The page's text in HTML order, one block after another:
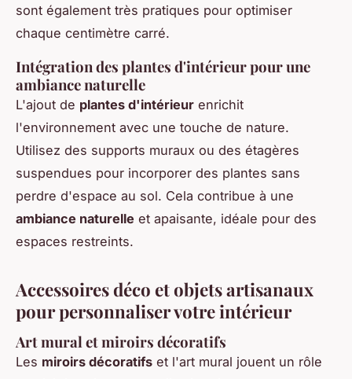
sont également très pratiques pour optimiser
chaque centimètre carré.
Intégration des plantes d'intérieur pour une
ambiance naturelle
L'ajout de plantes d'intérieur enrichit
l'environnement avec une touche de nature.
Utilisez des supports muraux ou des étagères
suspendues pour incorporer des plantes sans
perdre d'espace au sol. Cela contribue à une
ambiance naturelle et apaisante, idéale pour des
espaces restreints.
Accessoires déco et objets artisanaux
pour personnaliser votre intérieur
Art mural et miroirs décoratifs
Les miroirs décoratifs et l'art mural jouent un rôle